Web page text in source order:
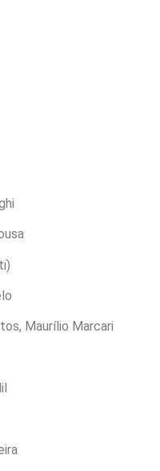
Maurílio Marcari